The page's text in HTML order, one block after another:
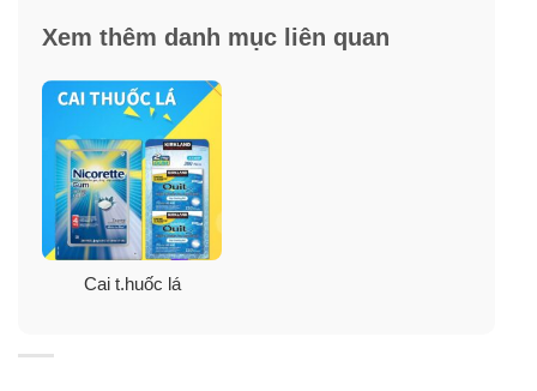
Dùng Nicorette® như thế nào để đạt hiệu
quả cao?
Nếu bạn hút thuốc lá điếu đầu tiên trong vòng 30 phút
sau khi thức dậy, hãy sử dụng 4mg Nicorette® Gum.
Nếu bạn hút thuốc lá điếu đầu tiên thời gian hơn 30
phút sau khi thức dậy, hãy sử dụng 2mg Nicorette®
Gum.
miếng kẹo cao su mỗi ngày trong 6 tuần đầu và hoàn
Xem thêm danh mục liên quan
Cai t.huốc lá